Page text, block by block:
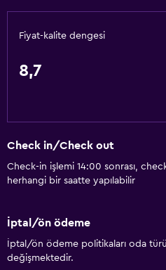
Fiyat-kalite dengesi
8,7
Check in/Check out
Check-in işlemi 14:00 sonrası,
herhangi bir saatte yapılabilir
İptal/ön ödeme
İptal/ön ödeme politikaları oda
değişmektedir.